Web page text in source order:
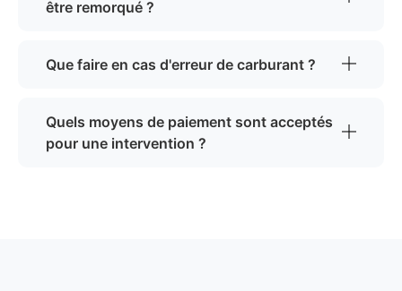
être remorqué ?
Que faire en cas d'erreur de carburant ?
Quels moyens de paiement sont acceptés
pour une intervention ?